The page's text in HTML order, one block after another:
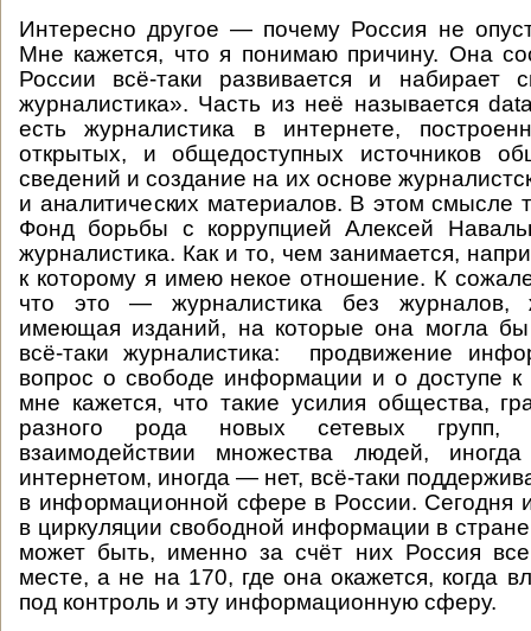
Интересно другое — почему Россия не
Мне кажется, что я понимаю причину. Она
России всё-таки развивается и набирает
журналистика». Часть из неё называется
есть журналистика в интернете,
открытых, и общедоступных источников
сведений и создание на их основе
и аналитических материалов. В этом смысле
Фонд борьбы с коррупцией Алексей
журналистика. Как и то, чем занимается,
к которому я имею некое отношение. К
что это — журналистика без журналов,
имеющая изданий, на которые она могла
всё-таки журналистика: продвижение
вопрос о свободе информации и о доступе
мне кажется, что такие усилия общества,
разного рода новых сетевых групп,
взаимодействии множества людей,
интернетом, иногда — нет, всё-таки
в информационной сфере в России. Сегодня
в циркуляции свободной информации в
может быть, именно за счёт них Россия
месте, а не на 170, где она окажется, когда
под контроль и эту информационную сферу.